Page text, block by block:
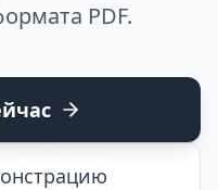
PDF.